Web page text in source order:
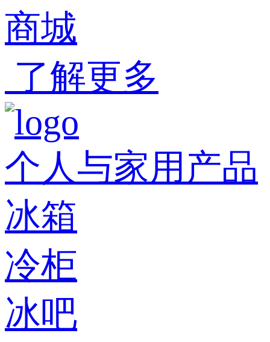
商城
了解更多
个人与家用产品
冰箱
冷柜
冰吧